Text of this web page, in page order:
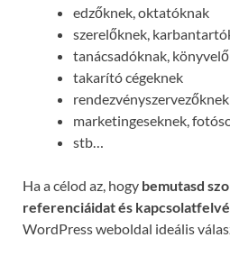
edzőknek, oktatóknak
szerelőknek,
tanácsadóknak,
takarító cégeknek
rendezvényszervezőknek
marketingeseknek,
stb…
Ha a célod az, hogy bemutasd
referenciáidat és
WordPress weboldal ideális